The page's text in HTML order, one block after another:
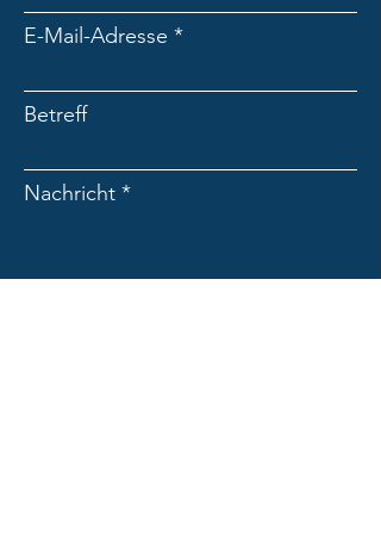
E-Mail-Adresse
Betreff
Nachricht